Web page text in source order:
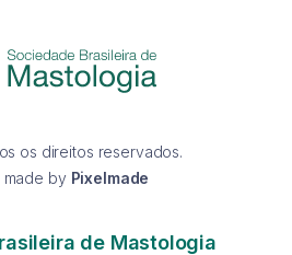
os direitos reservados.
made by Pixelmade
de Mastologia